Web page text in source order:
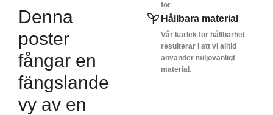
Denna
poster
fångar en
fängslande
vy av en
för
Hållbara material
Vår kärlek för hållbarhet
resulterar i att vi alltid
använder miljövänligt
material.